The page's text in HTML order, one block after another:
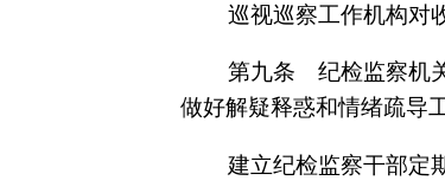
巡视巡察工作机构对
第九条 纪检监察机
做好解疑释惑和情绪疏导
建立纪检监察干部定